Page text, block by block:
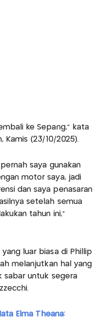
ke Sepang,” kata
Kamis (23/10/2025).
saya gunakan
motor saya, jadi
dan saya penasaran
setelah semua
tahun ini,"
luar biasa di Phillip
melanjutkan hal yang
sabar untuk segera
Elma Theana: